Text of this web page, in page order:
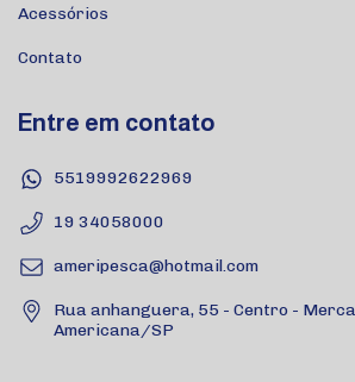
Acessórios
Contato
Entre em contato
5519992622969
19 34058000
ameripesca@hotmail.com
Rua anhanguera, 55 - Centro -
Americana/SP